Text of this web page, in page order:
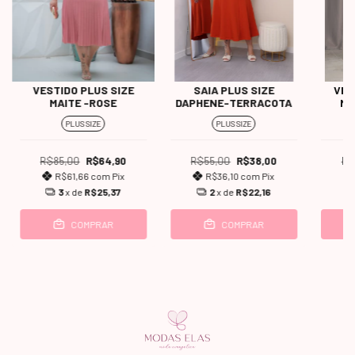
VESTIDO PLUS SIZE
MAITE -ROSE
PLUS SIZE
R$85,00 R$64,90
R$61,66 com Pix
3x de R$25,37
COMPRAR
SAIA PLUS SIZE
DAPHENE-TERRACOTA
PLUS SIZE
R$55,00 R$38,00
R$36,10 com Pix
2x de R$22,16
COMPRAR